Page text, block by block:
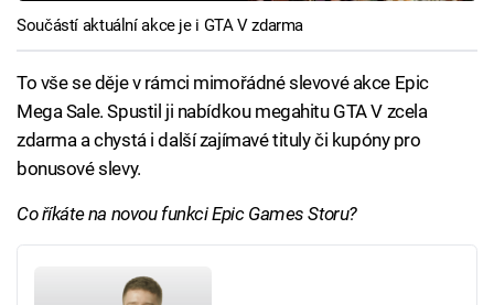
Součástí aktuální akce je i GTA V zdarma
To vše se děje v rámci mimořádné slevové akce Epic
Mega Sale. Spustil ji nabídkou megahitu GTA V zcela
zdarma a chystá i další zajímavé tituly či kupóny pro
bonusové slevy.
Co říkáte na novou funkci Epic Games Storu?